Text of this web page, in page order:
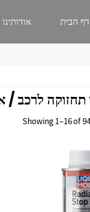
דף הבית אודותינו
תחזוקה לרכב /
Showing 1–16 of